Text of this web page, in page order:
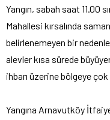
Yangın, sabah saat 11.00
Mahallesi kırsalında
belirlenemeyen bir
alevler kısa sürede
ihbarı üzerine bölgeye
Yangına Arnavutköy